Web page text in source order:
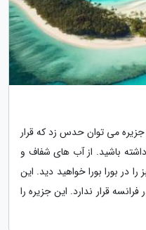
می توان حدس زد که قرار
باشید. از آب های شفاف و
در بورا بورا خواهید دید. این
قرار ندارد. این جزیره را